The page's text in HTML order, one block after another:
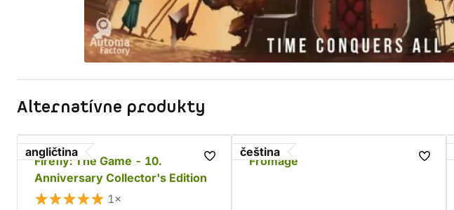
Alternatívne produkty
angličtina
Firefly: The Game - 10.
Anniversary Collector's Edition
1×
čeština
Fromage